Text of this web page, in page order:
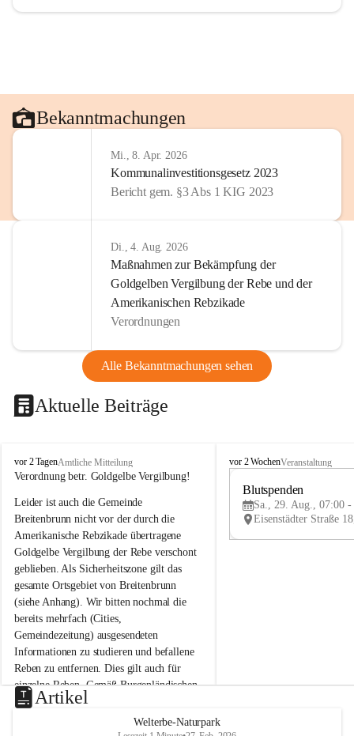
Bekanntmachungen
Mi., 8. Apr. 2026
Kommunalinvestitionsgesetz 2023
Bericht gem. §3 Abs 1 KIG 2023
Di., 4. Aug. 2026
Maßnahmen zur Bekämpfung der
Goldgelben Vergilbung der Rebe und der
Amerikanischen Rebzikade
Verordnungen
Alle Bekanntmachungen sehen
Aktuelle Beiträge
B
r
i
t
e
n
b
r
u
n
n
a
m
N
e
u
s
vor 2 TagenAmtliche Mitteilung
Verordnung betr. Goldgelbe Vergilbung!
Leider ist auch die Gemeinde
Breitenbrunn nicht vor der durch die
Amerikanische Rebzikade übertragene
Goldgelbe Vergilbung der Rebe verschont
geblieben. Als Sicherheitszone gilt das
gesamte Ortsgebiet von Breitenbrunn
(siehe Anhang). Wir bitten nochmal die
bereits mehrfach (Cities,
Gemeindezeitung) ausgesendeten
Informationen zu studieren und befallene
Reben zu entfernen. Dies gilt auch für
einzelne Reben. Gemäß Burgenländischen
Weinbaugesetz sind nicht gepflegte oder
unzulässige Weingärten zu roden! Bitte
B
e
u
e
vor 2 WochenVeranstaltung
Blutspenden
Sa., 29. Aug., 07:00 -
Artikel
Welterbe-Naturpark